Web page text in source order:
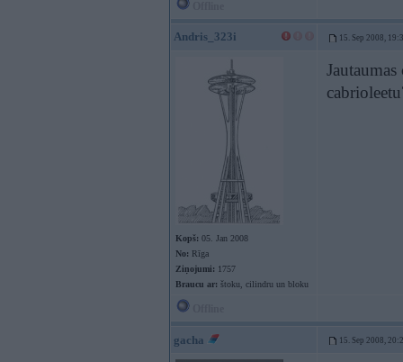
Andris_323i 15. Sep 2008,
Kopš: 05. Jan 2008
No: Rīga
Ziņojumi: 1757
Braucu ar: štoku, cilindru un bloku
gacha 15. Sep 2008,